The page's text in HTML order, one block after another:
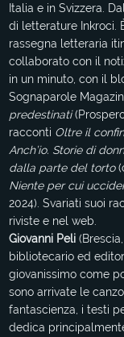
Italia e in Svizzera.
di letterature Inkroci.
rassegna letteraria
collaborato con il
in un minuto, con il
Sognaparole
predestinati
racconti Oltre il
Anch’io. Storie di
dalla parte del torto
Niente per cui
2024). Svariati suoi
riviste e nel web.
Giovanni Peli
bibliotecario ed
giovanissimo come
sono arrivate le
fantascienza, i testi
dedica